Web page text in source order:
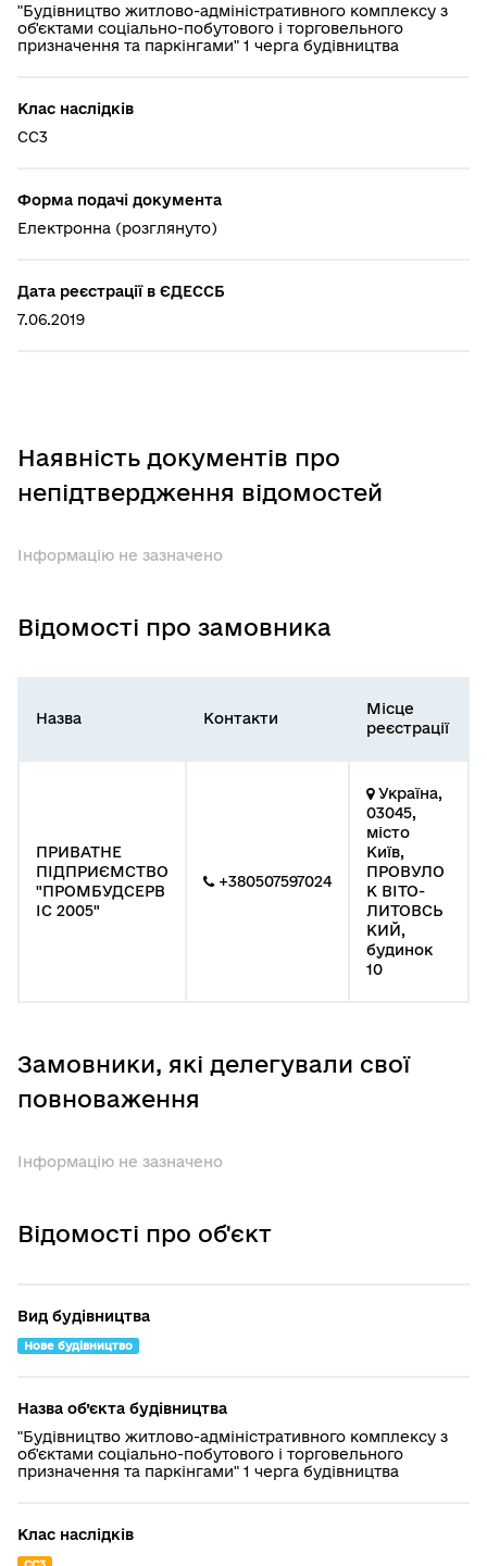
"Будівництво житлово-адміністративного комплексу з
об'єктами соціально-побутового і торговельного
призначення та паркінгами" 1 черга будівництва
Клас наслідків
СС3
Форма подачі документа
Електронна (розглянуто)
Дата реєстрації в ЄДЕССБ
7.06.2019
Наявність документів про
непідтвердження відомостей
Інформацію не зазначено
Відомості про замовника
Назва Контакти
Місце
реєстрації
ПРИВАТНЕ
ПІДПРИЄМСТВО
"ПРОМБУДСЕРВ
ІС 2005"
+380507597024
Україна,
03045,
місто
Київ,
ПРОВУЛО
К ВІТО-
ЛИТОВСЬ
КИЙ,
будинок
10
Замовники, які делегували свої
повноваження
Інформацію не зазначено
Відомості про об'єкт
Вид будівництва
Нове будівництво
Назва об’єкта будівництва
"Будівництво житлово-адміністративного комплексу з
об'єктами соціально-побутового і торговельного
призначення та паркінгами" 1 черга будівництва
Клас наслідків